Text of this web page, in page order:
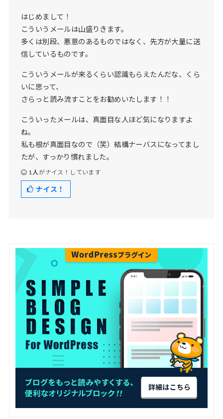
はじめまして！
こういうメールは山盛りきます。
多くは別段、悪意のあるものではなく、先方が大量に送
信しているものです。
こういうメールが来るくらい認識もらえたんだな、くら
いに思って、
さらっと読み流すことをお勧めいたします！！
こういったメールは、真面目な人ほど気になりますよ
ね。
私も根が真面目なので（笑）結構ナーバスになってまし
たが、すっかり慣れました。
1人がナイス！しています
ナイス！